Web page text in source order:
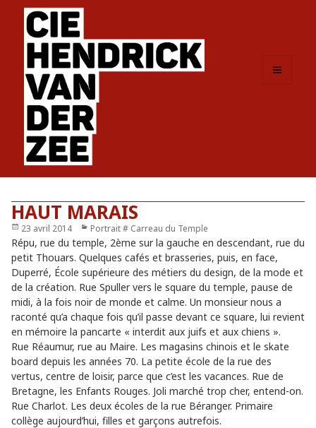
HAUT MARAIS
Publié
le
23 avril 2014 Catégories
Portrait # Carreau du Temple
Répu, rue du temple, 2ème sur la gauche en descendant, rue du
petit Thouars. Quelques cafés et brasseries, puis, en face,
Duperré, École supérieure des métiers du design, de la mode et
de la création. Rue Spuller vers le square du temple, pause de
midi, à la fois noir de monde et calme. Un monsieur nous a
raconté qu’a chaque fois qu’il passe devant ce square, lui revient
en mémoire la pancarte « interdit aux juifs et aux chiens ».
Rue Réaumur, rue au Maire. Les magasins chinois et le skate
board depuis les années 70. La petite école de la rue des
vertus, centre de loisir, parce que c’est les vacances. Rue de
Bretagne, les Enfants Rouges. Joli marché trop cher, entend-on.
Rue Charlot. Les deux écoles de la rue Béranger. Primaire
collège aujourd’hui, filles et garçons autrefois.